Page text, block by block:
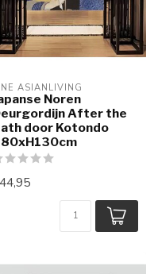
ASIANLIVING
Noren
After the
door Kotondo